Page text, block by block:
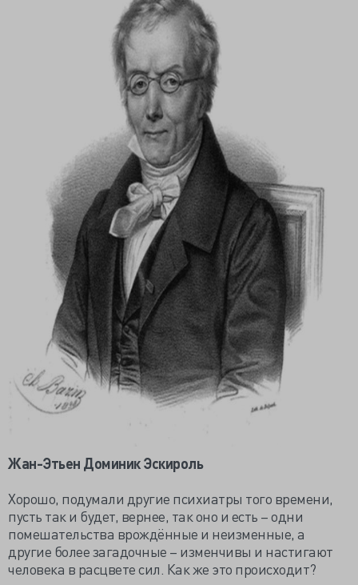
Жан-Этьен Доминик Эскироль
Хорошо, подумали другие психиатры того времени,
пусть так и будет, вернее, так оно и есть – одни
помешательства врождённые и неизменные, а
другие более загадочные – изменчивы и настигают
человека в расцвете сил. Как же это происходит?